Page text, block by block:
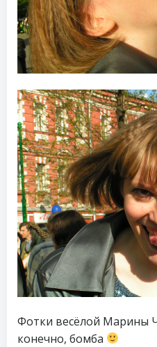
Фотки весёлой Марины
конечно, бомба